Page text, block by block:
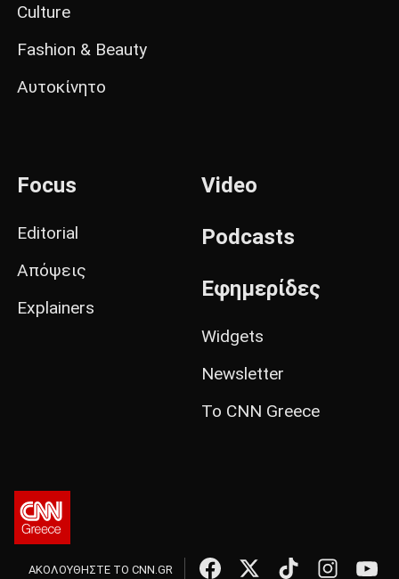
Culture
Fashion & Beauty
Αυτοκίνητο
Focus
Editorial
Απόψεις
Explainers
Video
Podcasts
Εφημερίδες
Widgets
Newsletter
Το CNN Greece
ΑΚΟΛΟΥΘΗΣΤΕ ΤΟ CNN.GR